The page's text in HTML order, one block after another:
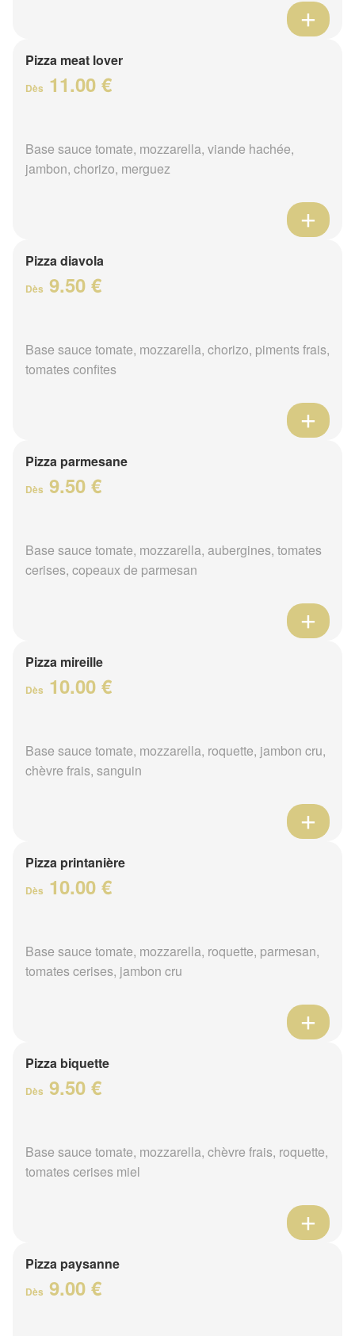
Pizza meat lover
Dès 11.00 €
Base sauce tomate, mozzarella, viande hachée,
jambon, chorizo, merguez
Pizza diavola
Dès 9.50 €
Base sauce tomate, mozzarella, chorizo, piments frais,
tomates confites
Pizza parmesane
Dès 9.50 €
Base sauce tomate, mozzarella, aubergines, tomates
cerises, copeaux de parmesan
Pizza mireille
Dès 10.00 €
Base sauce tomate, mozzarella, roquette, jambon cru,
chèvre frais, sanguin
Pizza printanière
Dès 10.00 €
Base sauce tomate, mozzarella, roquette, parmesan,
tomates cerises, jambon cru
Pizza biquette
Dès 9.50 €
Base sauce tomate, mozzarella, chèvre frais, roquette,
tomates cerises miel
Pizza paysanne
Dès 9.00 €